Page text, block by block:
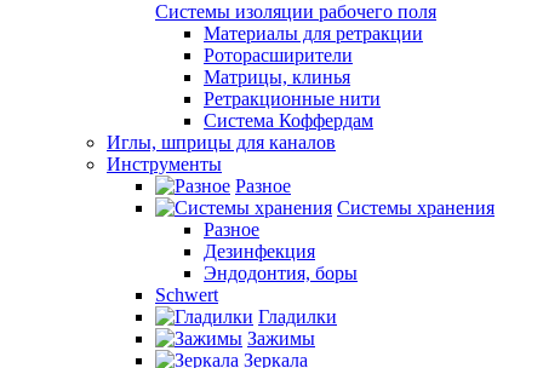
Системы изоляции рабочего поля
Материалы для ретракции
Роторасширители
Матрицы, клинья
Ретракционные нити
Система Коффердам
Иглы, шприцы для каналов
Инструменты
Разное
Системы хранения
Разное
Дезинфекция
Эндодонтия, боры
Schwert
Гладилки
Зажимы
Зеркала